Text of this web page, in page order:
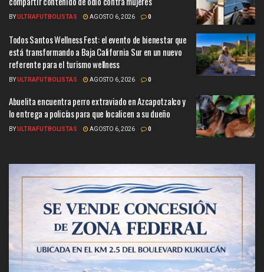
BYULTRAFUTBOLISTAS AGOSTO 6, 2026 0
Todos Santos Wellness Fest: el evento de bienestar que
está transformando a Baja California Sur en un nuevo
referente para el turismo wellness
BYULTRAFUTBOLISTAS AGOSTO 6, 2026 0
Abuelita encuentra perro extraviado en Azcapotzalco y
lo entrega a policías para que localicen a su dueño
BYULTRAFUTBOLISTAS AGOSTO 6, 2026 0